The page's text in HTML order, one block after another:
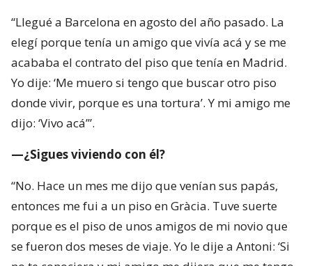
“Llegué a Barcelona en agosto del año pasado. La
elegí porque tenía un amigo que vivía acá y se me
acababa el contrato del piso que tenía en Madrid.
Yo dije: ‘Me muero si tengo que buscar otro piso
donde vivir, porque es una tortura’. Y mi amigo me
dijo: ‘Vivo acá’”.
—¿Sigues viviendo con él?
“No. Hace un mes me dijo que venían sus papás,
entonces me fui a un piso en Gràcia. Tuve suerte
porque es el piso de unos amigos de mi novio que
se fueron dos meses de viaje. Yo le dije a Antoni: ‘Si